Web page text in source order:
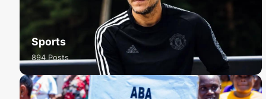
Sports
894 Posts